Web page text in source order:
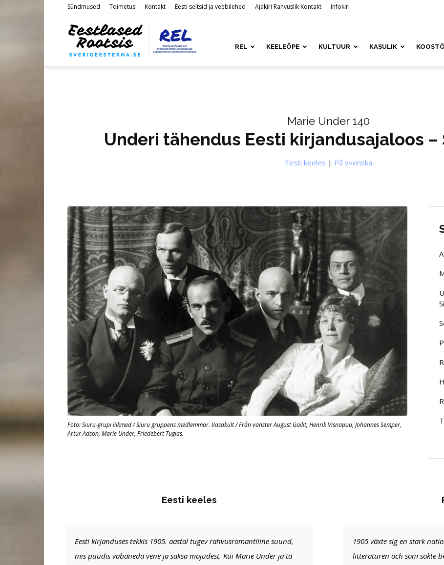
Sündmused Toimetus Kontakt Eesti seltsid ja veebilehed Ajakiri Rahvuslik Kontakt Infokiri
REL KEELEÕPE KULTUUR KASULIK
Marie Under 140
Underi tähendus Eesti kirjandusajaloos
Eesti keeles | På svenska
Foto: Siuru-grupi liikmed / Siuru gruppens medlemmar. Vasakult / Från vänster August Gailit, Henrik Visnapuu, Johannes Semper,
Artur Adson, Marie Under, Friedebert Tuglas.
Eesti keeles
Eesti kirjanduses tekkis 1905. aastal tugev rahvusromantiline suund,
mis püüdis vabaneda vene ja saksa mõjudest. Kui Marie Under ja ta
1905 växte sig en stark
litteraturen och som sökte